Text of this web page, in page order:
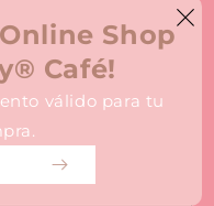
Shop
Café!
válido para tu